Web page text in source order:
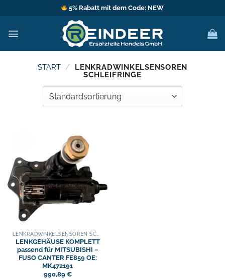
springen
5% Rabatt mit dem Code: NEW
START /
LENKRADWINKELSENSOREN
SCHLEIFRINGE
LENKGEHÄUSE KOMPLETT
passend für MITSUBISHI –
FUSO CANTER FE859 OE:
MK472191
990,89 €